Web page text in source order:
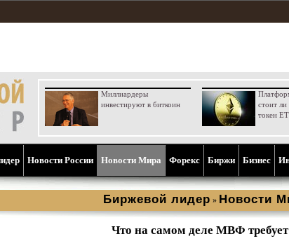
Миллиардеры
инвестируют в биткоин
стоит ли
токен
Новости России Новости Мира Форекс Биржи Бизнес
Биржевой лидер » Новости
Что на самом деле МВФ